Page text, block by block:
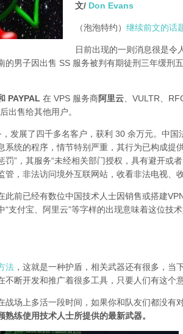
文/ Don Evans
（泡泡特约） 继续前文的话
日前出现的一则消息很是令
的男子因出售 SS 服务被判有期徒刑三年缓刑
PAYPAL 在 VPS 服务商阿里云 、VULTR、
出售给其他用户。
发展了四千多名客户，获利 30 余万元。中国
系统的程序，情节特别严重，其行为已构成提
罚”，其服务“未经相关部门授权，具有避开或
管，非法访问境外互联网站，收看非法电视、
此前已经有数位中国技术人士因销售或搭建
“支付宝、阿里云”等字样的出现意味着这位技
法 ，这就是一种护盾，相关武器还有很多，当
断开发和推广着很多工具，只要人们有这个
战场上多活一段时间，如果你和队友们都没有
练使用技术人士所提供的最新武器。